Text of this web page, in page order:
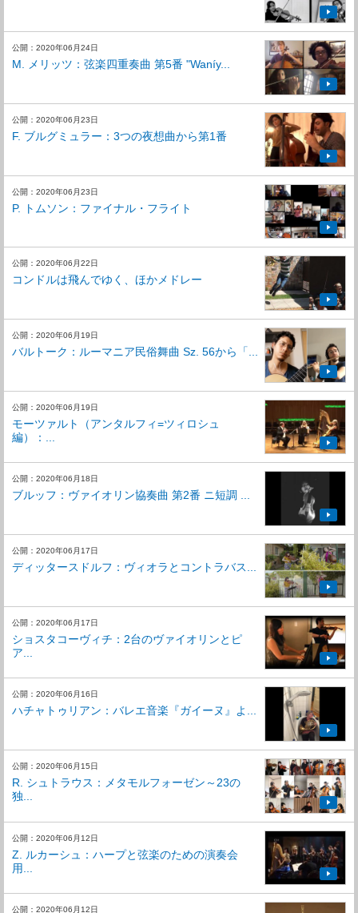
公開：2020年06月24日
M. メリッツ：弦楽四重奏曲 第5番 "Waníy...
公開：2020年06月23日
F. ブルグミュラー：3つの夜想曲から第1番
公開：2020年06月23日
P. トムソン：ファイナル・フライト
公開：2020年06月22日
コンドルは飛んでゆく、ほかメドレー
公開：2020年06月19日
バルトーク：ルーマニア民俗舞曲 Sz. 56から「...
公開：2020年06月19日
モーツァルト（アンタルフィ=ツィロシュ
編）：...
公開：2020年06月18日
ブルッフ：ヴァイオリン協奏曲 第2番 ニ短調 ...
公開：2020年06月17日
ディッタースドルフ：ヴィオラとコントラバス...
公開：2020年06月17日
ショスタコーヴィチ：2台のヴァイオリンとピ
ア...
公開：2020年06月16日
ハチャトゥリアン：バレエ音楽『ガイーヌ』よ...
公開：2020年06月15日
R. シュトラウス：メタモルフォーゼン～23の
独...
公開：2020年06月12日
Z. ルカーシュ：ハープと弦楽のための演奏会
用...
公開：2020年06月12日